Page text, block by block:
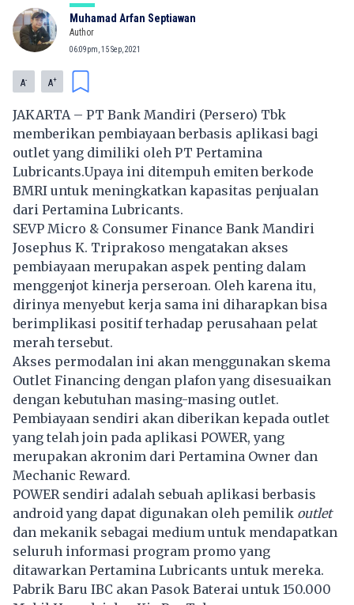
Muhamad Arfan Septiawan
Author
06:09pm, 15 Sep, 2021
A- A+
JAKARTA – PT Bank Mandiri (Persero) Tbk
memberikan pembiayaan berbasis aplikasi bagi
outlet yang dimiliki oleh PT Pertamina
Lubricants.Upaya ini ditempuh emiten berkode
BMRI untuk meningkatkan kapasitas penjualan
dari Pertamina Lubricants.
SEVP Micro & Consumer Finance Bank Mandiri
Josephus K. Triprakoso mengatakan akses
pembiayaan merupakan aspek penting dalam
menggenjot kinerja perseroan. Oleh karena itu,
dirinya menyebut kerja sama ini diharapkan bisa
berimplikasi positif terhadap perusahaan pelat
merah tersebut.
Akses permodalan ini akan menggunakan skema
Outlet Financing dengan plafon yang disesuaikan
dengan kebutuhan masing-masing outlet.
Pembiayaan sendiri akan diberikan kepada outlet
yang telah join pada aplikasi POWER, yang
merupakan akronim dari Pertamina Owner dan
Mechanic Reward.
POWER sendiri adalah sebuah aplikasi berbasis
android yang dapat digunakan oleh pemilik outlet
dan mekanik sebagai medium untuk mendapatkan
seluruh informasi program promo yang
ditawarkan Pertamina Lubricants untuk mereka.
Pabrik Baru IBC akan Pasok Baterai untuk 150.000